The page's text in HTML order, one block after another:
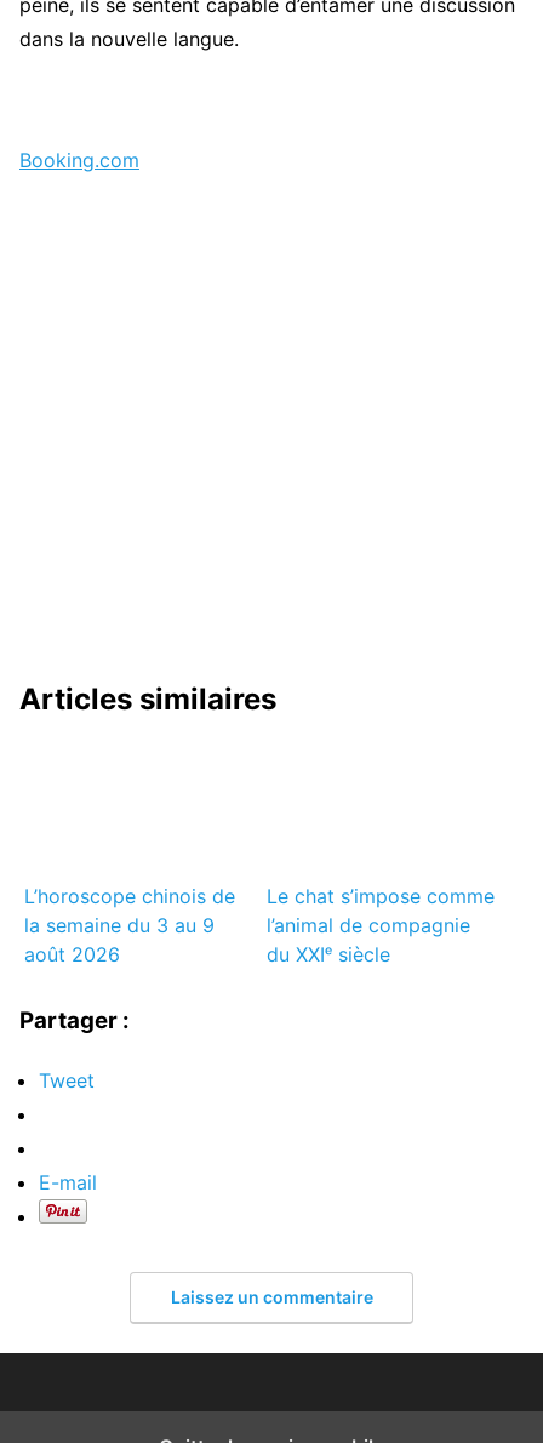
peine, ils se sentent capable d’entamer une discussion
dans la nouvelle langue.
Booking.com
Articles similaires
L’horoscope chinois de
la semaine du 3 au 9
août 2026
Le chat s’impose comme
l’animal de compagnie
du XXIᵉ siècle
Partager :
Tweet
E-mail
Laissez un commentaire